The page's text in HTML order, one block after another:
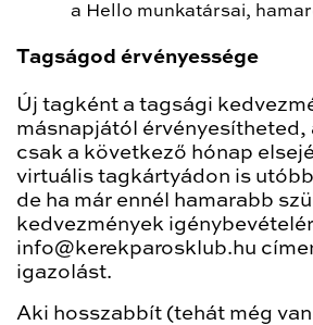
a Hello munkatársai,
Tagságod érvényessége
Új tagként a tagsági
másnapjától
csak a következő hónap
virtuális tagkártyádon is
de ha már ennél hamarabb
kedvezmények
info@kerekparosklub.hu
igazolást.
Aki hosszabbít (tehát még